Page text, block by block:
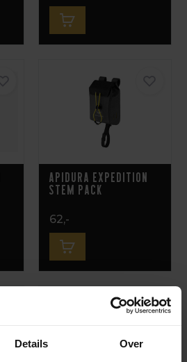
Details Over
Apidura Expedition
Stem Pack
62,-